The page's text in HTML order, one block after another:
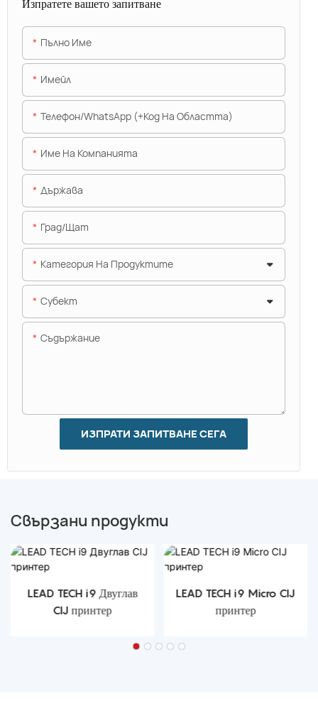
Изпратете вашето запитване
Пълно Име
Имейл
Телефон/WhatsApp (+Код На Областта)
Име На Компанията
Държава
Град/щат
Категория На Продуктите
Субект
Съдържание
ИЗПРАТИ ЗАПИТВАНЕ СЕГА
Свързани продукти
LEAD TECH i9 Двуглав
CIJ принтер
LEAD TECH i9 Micro CIJ
принтер